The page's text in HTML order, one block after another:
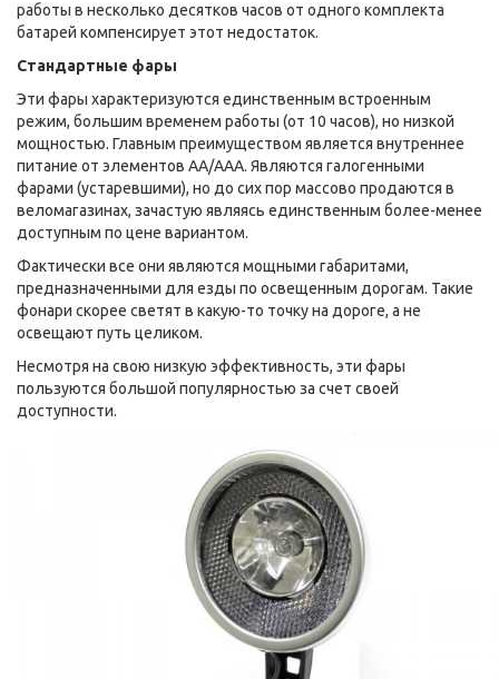
работы в несколько десятков часов от одного комплекта
батарей компенсирует этот недостаток.
Стандартные фары
Эти фары характеризуются единственным встроенным
режим, большим временем работы (от 10 часов), но низкой
мощностью. Главным преимуществом является внутреннее
питание от элементов АА/ААА. Являются галогенными
фарами (устаревшими), но до сих пор массово продаются в
веломагазинах, зачастую являясь единственным более-менее
доступным по цене вариантом.
Фактически все они являются мощными габаритами,
предназначенными для езды по освещенным дорогам. Такие
фонари скорее светят в какую-то точку на дороге, а не
освещают путь целиком.
Несмотря на свою низкую эффективность, эти фары
пользуются большой популярностью за счет своей
доступности.